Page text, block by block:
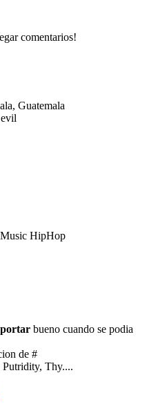
comentarios!
Guatemala
HipHop
bueno cuando se podia
de #
Putridity, Thy....